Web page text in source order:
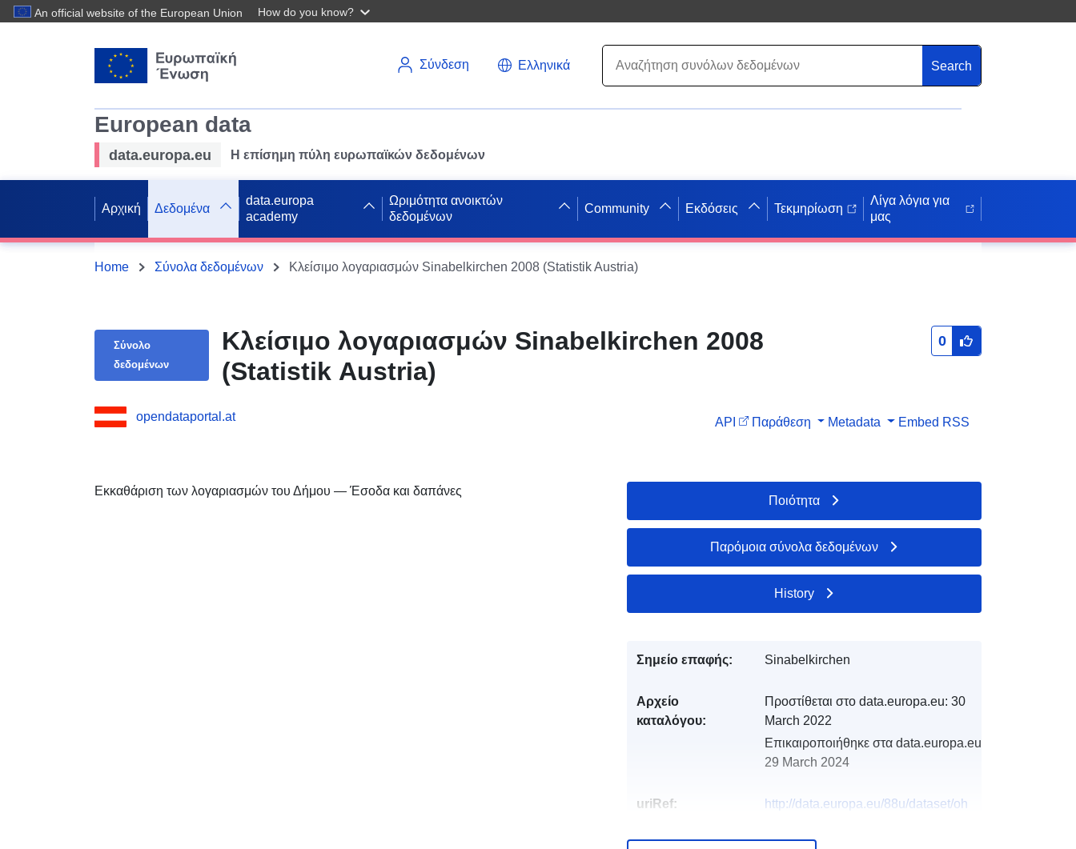
An official website of the European Union How do you know?
Σύνδεση Ελληνικά Search
European data
data.europa.eu Η επίσημη πύλη ευρωπαϊκών δεδομένων
Αρχική Δεδομένα
data.europa
academy
Ωριμότητα ανοικτών
δεδομένων
Community Εκδόσεις Τεκμηρίωση
Λίγα λόγια για
μας
Home Σύνολα δεδομένων Κλείσιμο λογαριασμών Sinabelkirchen 2008 (Statistik Austria)
Σύνολο
δεδομένων
Κλείσιμο λογαριασμών Sinabelkirchen 2008
(Statistik Austria)
0
opendataportal.at API Παράθεση Metadata Embed RSS
Εκκαθάριση των λογαριασμών του Δήμου — Έσοδα και δαπάνες
Ποιότητα
Παρόμοια σύνολα δεδομένων
History
Σημείο επαφής: Sinabelkirchen
Αρχείο
καταλόγου:
Προστίθεται στο data.europa.eu: 30
March 2022
Επικαιροποιήθηκε στα data.europa.eu:
29 March 2024
uriRef:
http://data.europa.eu/88u/dataset/oh
sinabelkirchen-2008